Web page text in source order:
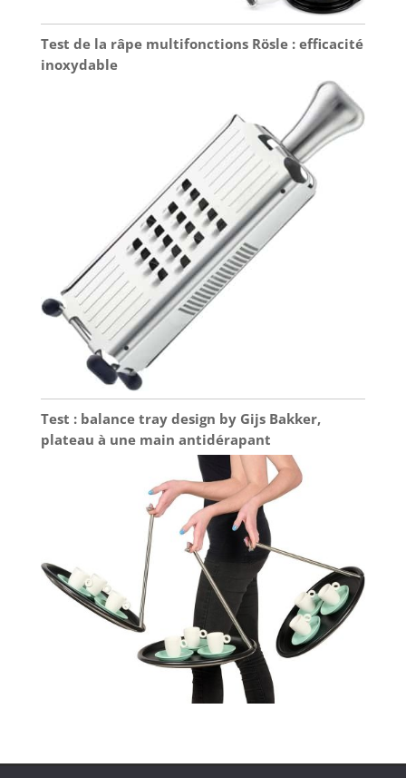
Test de la râpe multifonctions Rösle : efficacité
inoxydable
Test : balance tray design by Gijs Bakker,
plateau à une main antidérapant